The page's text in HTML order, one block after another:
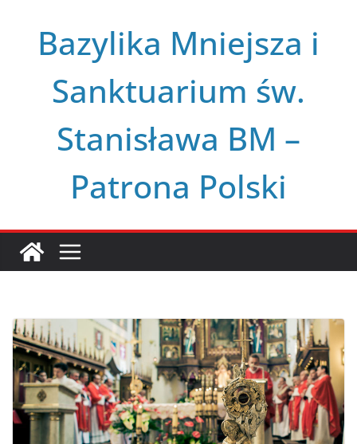
Bazylika Mniejsza i
Sanktuarium św.
Stanisława BM –
Patrona Polski